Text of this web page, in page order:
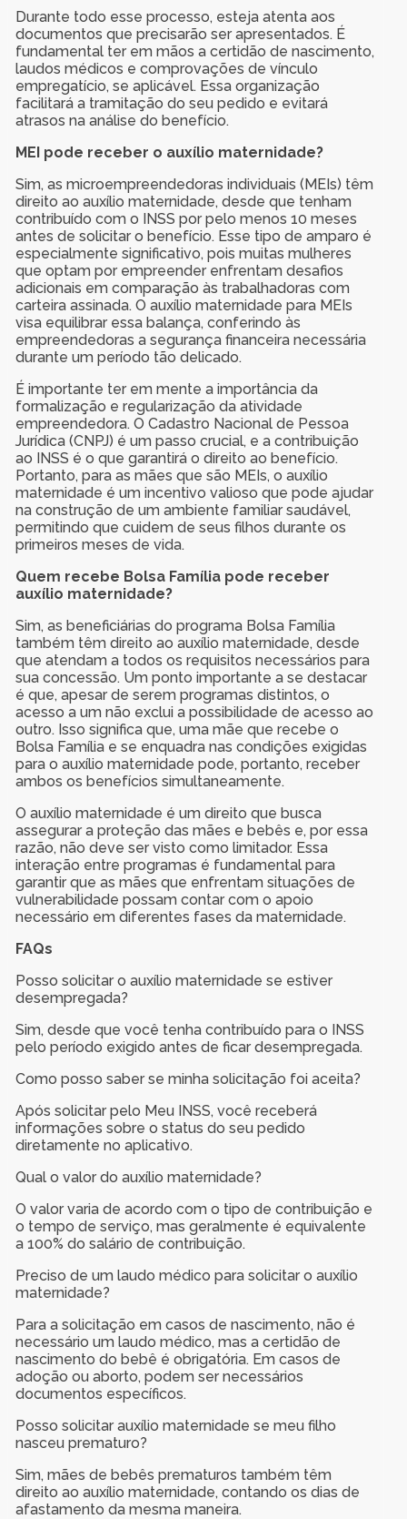
Durante todo esse processo, esteja atenta aos
documentos que precisarão ser apresentados. É
fundamental ter em mãos a certidão de nascimento,
laudos médicos e comprovações de vínculo
empregatício, se aplicável. Essa organização
facilitará a tramitação do seu pedido e evitará
atrasos na análise do benefício.
MEI pode receber o auxílio maternidade?
Sim, as microempreendedoras individuais (MEIs) têm
direito ao auxílio maternidade, desde que tenham
contribuído com o INSS por pelo menos 10 meses
antes de solicitar o benefício. Esse tipo de amparo é
especialmente significativo, pois muitas mulheres
que optam por empreender enfrentam desafios
adicionais em comparação às trabalhadoras com
carteira assinada. O auxílio maternidade para MEIs
visa equilibrar essa balança, conferindo às
empreendedoras a segurança financeira necessária
durante um período tão delicado.
É importante ter em mente a importância da
formalização e regularização da atividade
empreendedora. O Cadastro Nacional de Pessoa
Jurídica (CNPJ) é um passo crucial, e a contribuição
ao INSS é o que garantirá o direito ao benefício.
Portanto, para as mães que são MEIs, o auxílio
maternidade é um incentivo valioso que pode ajudar
na construção de um ambiente familiar saudável,
permitindo que cuidem de seus filhos durante os
primeiros meses de vida.
Quem recebe Bolsa Família pode receber
auxílio maternidade?
Sim, as beneficiárias do programa Bolsa Família
também têm direito ao auxílio maternidade, desde
que atendam a todos os requisitos necessários para
sua concessão. Um ponto importante a se destacar
é que, apesar de serem programas distintos, o
acesso a um não exclui a possibilidade de acesso ao
outro. Isso significa que, uma mãe que recebe o
Bolsa Família e se enquadra nas condições exigidas
para o auxílio maternidade pode, portanto, receber
ambos os benefícios simultaneamente.
O auxílio maternidade é um direito que busca
assegurar a proteção das mães e bebês e, por essa
razão, não deve ser visto como limitador. Essa
interação entre programas é fundamental para
garantir que as mães que enfrentam situações de
vulnerabilidade possam contar com o apoio
necessário em diferentes fases da maternidade.
FAQs
Posso solicitar o auxílio maternidade se estiver
desempregada?
Sim, desde que você tenha contribuído para o INSS
pelo período exigido antes de ficar desempregada.
Como posso saber se minha solicitação foi aceita?
Após solicitar pelo Meu INSS, você receberá
informações sobre o status do seu pedido
diretamente no aplicativo.
Qual o valor do auxílio maternidade?
O valor varia de acordo com o tipo de contribuição e
o tempo de serviço, mas geralmente é equivalente
a 100% do salário de contribuição.
Preciso de um laudo médico para solicitar o auxílio
maternidade?
Para a solicitação em casos de nascimento, não é
necessário um laudo médico, mas a certidão de
nascimento do bebê é obrigatória. Em casos de
adoção ou aborto, podem ser necessários
documentos específicos.
Posso solicitar auxílio maternidade se meu filho
nasceu prematuro?
Sim, mães de bebês prematuros também têm
direito ao auxílio maternidade, contando os dias de
afastamento da mesma maneira.